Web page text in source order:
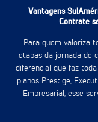
Vantagens
Contrate
Para quem valoriza
etapas da jornada de
diferencial que faz
planos Prestige,
Empresarial, esse